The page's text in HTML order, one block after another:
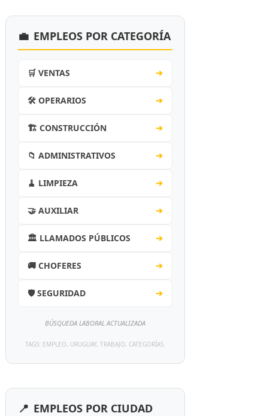
💼 EMPLEOS POR CATEGORÍA
🛒 VENTAS ➔
🛠️ OPERARIOS ➔
🏗️ CONSTRUCCIÓN ➔
📁 ADMINISTRATIVOS ➔
🧹 LIMPIEZA ➔
🤝 AUXILIAR ➔
🏛️ LLAMADOS PÚBLICOS ➔
🚚 CHOFERES ➔
🛡️ SEGURIDAD ➔
BÚSQUEDA LABORAL ACTUALIZADA
TAGS: EMPLEO, URUGUAY, TRABAJO, CATEGORÍAS.
📍 EMPLEOS POR CIUDAD